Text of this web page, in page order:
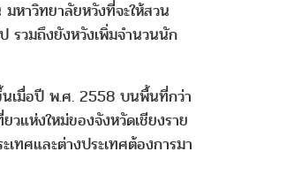
หาวิทยาลัยหวังที่จะให้สวน
รวมถึงยังหวังเพิ่มจำนวนนัก
นเมื่อปี พ.ศ. 2558 บนพื้นที่กว่า
วแห่งใหม่ของจังหวัดเชียงราย
ทศและต่างประเทศต้องการมา